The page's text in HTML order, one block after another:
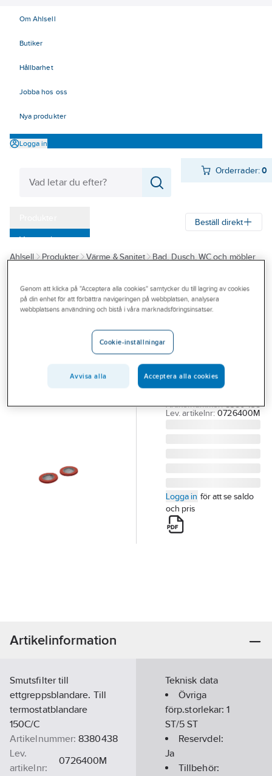
Om Ahlsell
Butiker
Hållbarhet
Jobba hos oss
Nya produkter
Logga in
Orderrader:0
Varumärken
Kampanjer
Branscher
Beställ direkt
Ahlsell Produkter Värme & Sanitet
Bad, Dusch, WC och möbler
Reservdelar blandare
Reservdelar Grohe blandare
Smutsfilter,
Grohe
GROHE SMUTSFILER
M.PACKNING TILL
TERM BL. 150C/C
Artikelnummer: 8380438
Lev. artikelnr: 0726400M
Logga in för att se saldo
och pris
Artikelinformation
Smutsfilter till
ettgreppsblandare. Till
termostatblandare
150C/C
Artikelnummer: 8380438
Lev.
artikelnr:
0726400M
Teknisk data
Övriga
förp.storlekar:1
ST/5 ST
Reservdel:
Ja
Tillbehör:
Genom att klicka på "Acceptera alla cookies" samtycker du till lagring av cookies
på din enhet för att förbättra navigeringen på webbplatsen, analysera
webbplatsens användning och bistå i våra marknadsföringsinsatser.
Cookie-inställningar
Avvisa alla Acceptera alla cookies